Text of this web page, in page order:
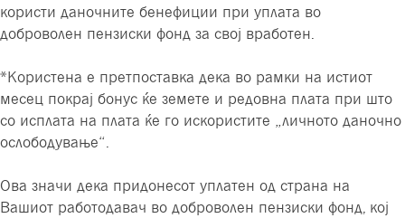
користи даночните бенефиции при уплата во
доброволен пензиски фонд за свој вработен.
*Користена е претпоставка дека во рамки на истиот
месец покрај бонус ќе земете и редовна плата при што
со исплата на плата ќе го искористите „личното даночно
ослободување“.
Ова значи дека придонесот уплатен од страна на
Вашиот работодавач во доброволен пензиски фонд, кој